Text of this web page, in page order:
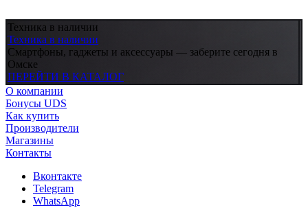
Техника в наличии
Техника в наличии
Смартфоны, гаджеты и аксессуары — заберите сегодня в
Омске
ПЕРЕЙТИ В КАТАЛОГ
О компании
Бонусы UDS
Как купить
Производители
Магазины
Контакты
Вконтакте
Telegram
WhatsApp